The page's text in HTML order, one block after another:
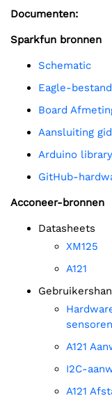
Documenten:
Sparkfun bronnen
Schematic
Eagle-
board
Aansluiting
Arduino library
GitHub-
Acconeer-bronnen
Datasheets
XM125
A121
Hardware- en fysieke integratierichtlijn PCR-
sensoren
A121
I2C-
A121